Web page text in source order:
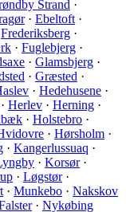
Strand ·
· Ebeltoft ·
Frederiksberg ·
· Fuglebjerg ·
· Glamsbjerg ·
· Græsted ·
· Hedehusene ·
Herlev · Herning ·
· Holstebro ·
· Hørsholm ·
· Kangerlussuaq ·
· Korsør·
· Løgstør·
· Munkebo · Nakskov
· Nykøbing